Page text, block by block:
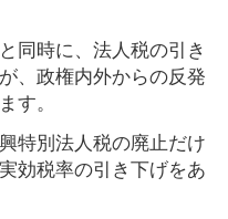
同時に、法人税の引き
、政権内外からの反発
す。
特別法人税の廃止だけ
効税率の引き下げをあ